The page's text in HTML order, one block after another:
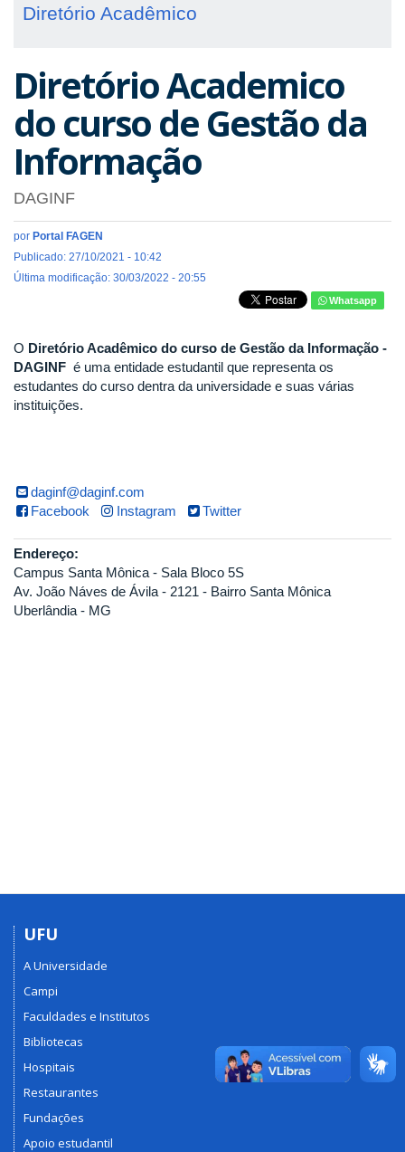
Diretório Acadêmico
Diretório Academico
do curso de Gestão da
Informação
DAGINF
por Portal FAGEN
Publicado: 27/10/2021 - 10:42
Última modificação: 30/03/2022 - 20:55
Whatsapp
O Diretório Acadêmico do curso de Gestão da Informação -
DAGINF é uma entidade estudantil que representa os
estudantes do curso dentra da universidade e suas várias
instituições.
daginf@daginf.com
Facebook
Instagram Twitter
Endereço:
Campus Santa Mônica - Sala Bloco 5S
Av. João Náves de Ávila - 2121 - Bairro Santa Mônica
Uberlândia - MG
UFU
A Universidade
Campi
Faculdades e Institutos
Bibliotecas
Hospitais
Restaurantes
Fundações
Apoio estudantil